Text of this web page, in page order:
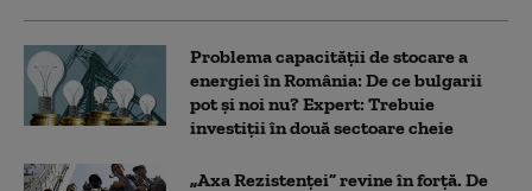
Problema capacității de stocare a
energiei în România: De ce bulgarii
pot și noi nu? Expert: Trebuie
investiții în două sectoare cheie
„Axa Rezistenței” revine în forță. De